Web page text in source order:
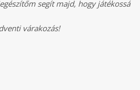
segít majd, hogy játékossá
várakozás!